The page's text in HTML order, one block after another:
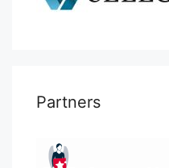
Partners